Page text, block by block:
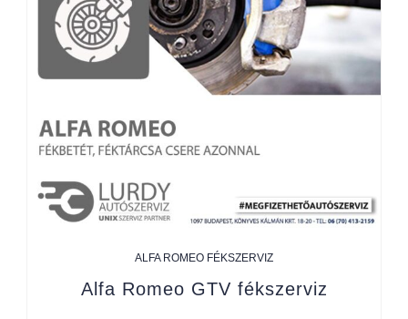
ALFA ROMEO FÉKSZERVIZ
Alfa Romeo GTV fékszerviz